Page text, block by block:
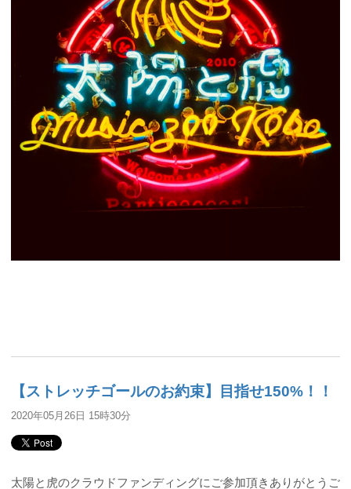
【ストレッチゴールのお約束】目指せ150%！！
2020年05月26日 15時30分
太陽と虎のクラウドファンディングにご参加頂きありがとうご